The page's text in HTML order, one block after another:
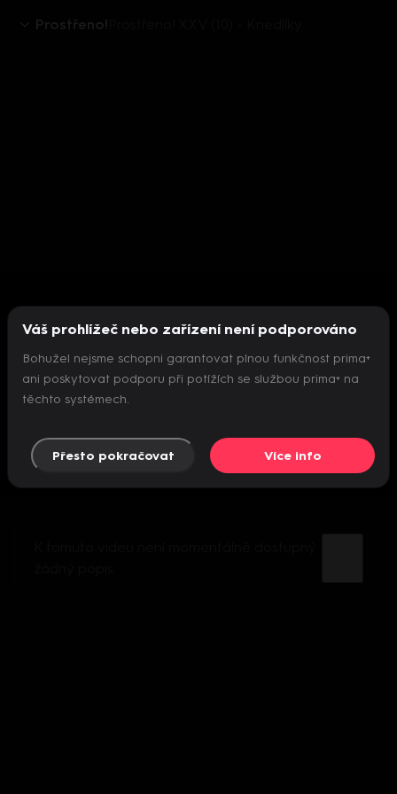
Prostřeno!
Nepodařilo se inicializovat přehrávač
Váš prohlížeč nebo zařízení není podporováno
Bohužel nejsme schopni garantovat plnou funkčnost prima+
ani poskytovat podporu při potížích se službou prima+ na
těchto systémech.
Přesto pokračovat Více info